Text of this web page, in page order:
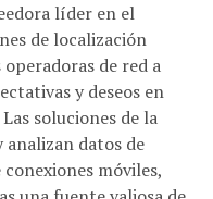
líder en el
de localización
de red a
y deseos en
soluciones de la
analizan datos de
móviles,